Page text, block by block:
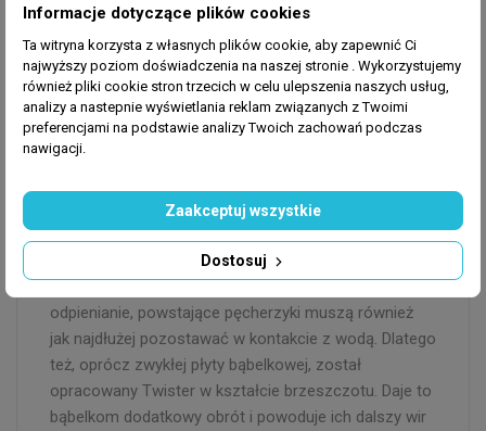
zapewnia ekstremalną wydajność powietrza przy
optymalnym stosunku powietrza do wody.
Przezroczystość umożliwia łatwą identyfikację
wszelkich ciał obcych. Jednocześnie można
zobaczyć ogromną wydajność pompy podczas
pracy.
3. Twister Nyos
Ekstremalna wydajność powietrza i najdrobniejsze
pęcherzyki to jedno. Aby jednak osiągnąć optymalne
odpienianie, powstające pęcherzyki muszą również
jak najdłużej pozostawać w kontakcie z wodą. Dlatego
też, oprócz zwykłej płyty bąbelkowej, został
opracowany Twister w kształcie brzeszczotu. Daje to
bąbelkom dodatkowy obrót i powoduje ich dalszy wir
Informacje dotyczące plików cookies
Ta witryna korzysta z własnych plików cookie, aby zapewnić Ci
najwyższy poziom doświadczenia na naszej stronie . Wykorzystujemy
również pliki cookie stron trzecich w celu ulepszenia naszych usług,
analizy a nastepnie wyświetlania reklam związanych z Twoimi
preferencjami na podstawie analizy Twoich zachowań podczas
nawigacji.
Dostosuj
Zaakceptuj wszystkie